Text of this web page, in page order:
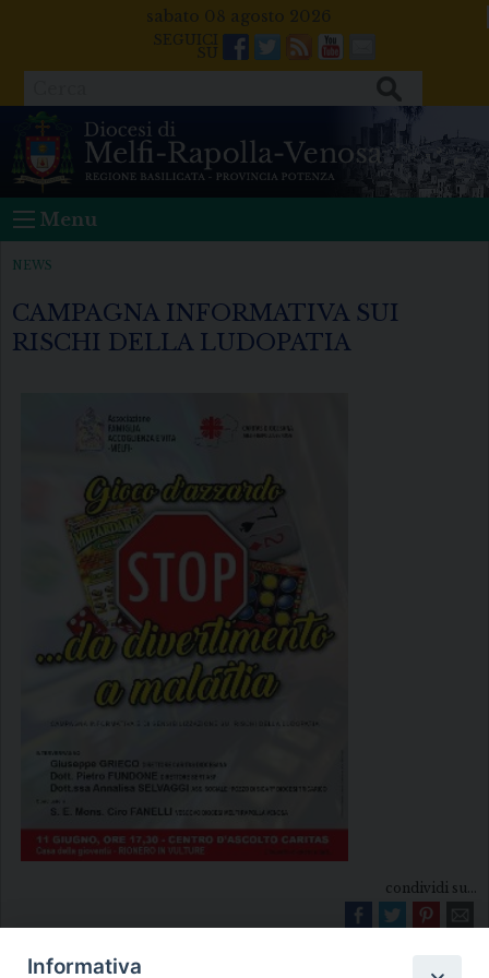
sabato 08 agosto 2026
Facebook
Twitter
FeedsYoutube
Mail
Menu
NEWS
CAMPAGNA INFORMATIVA SUI
RISCHI DELLA LUDOPATIA
condividi su...
Informativa